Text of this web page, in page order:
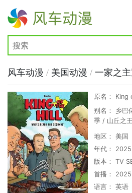
风车动漫
风车动漫 / 美国动漫 / 一家之
原名： King
别名： 乡巴
季 / 山丘之王
地区： 美国
年代： 2025
版本： TV
首播：
语言： 英语